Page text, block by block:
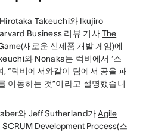
Hirotaka Takeuchi와 Ikujiro
Business 리뷰 기사 The
새로운 신제품 개발 게임)에
와 Nonaka는 럭비에서 ‘스
, “럭비에서와같이 팀에서 공을 패
이동하는 것”이라고 설명했습니
와 Jeff Sutherland가Agile
SCRUM Development Process(스